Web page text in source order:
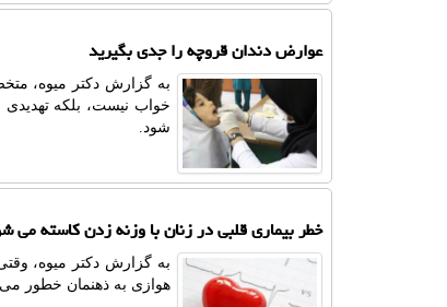
عوارض دندان قروچه را جدی بگیرید
به گزارش دکتر میوه،
خواب نیست، بلکه
شود.
خطر بیماری قلبی در زنان با وزنه زدن کاسته می
به گزارش دکتر میوه،
هوازی به ذهنمان خطور می